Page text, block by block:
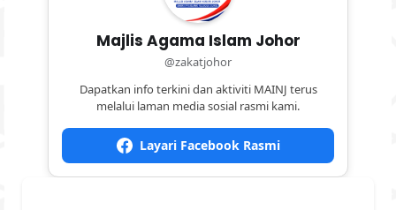
Majlis Agama Islam Johor
@zakatjohor
Dapatkan info terkini dan aktiviti MAINJ terus
melalui laman media sosial rasmi kami.
Layari Facebook Rasmi